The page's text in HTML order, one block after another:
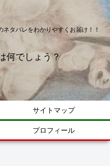
タバレをわかりやすくお届け！！
何でしょう？
サイトマップ
プロフィール